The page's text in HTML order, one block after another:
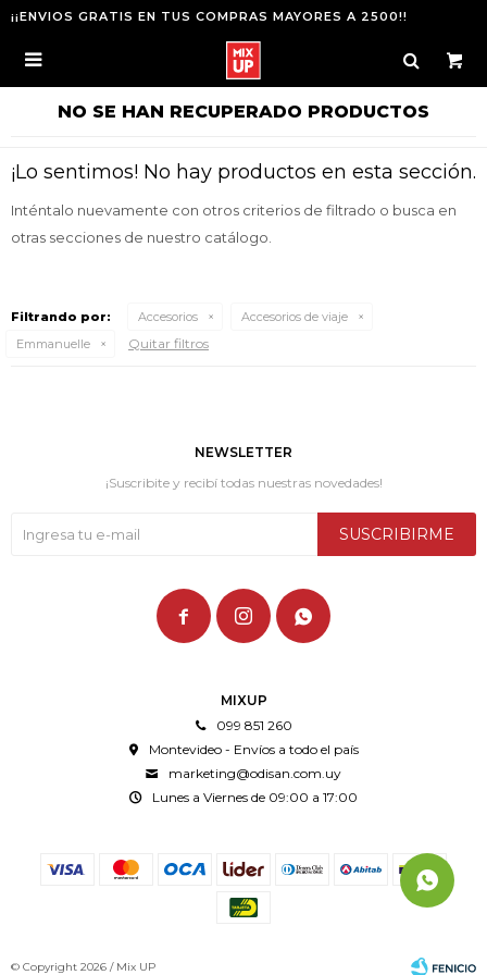
¡¡ENVIOS GRATIS EN TUS COMPRAS MAYORES A 2500!!

NO SE HAN RECUPERADO PRODUCTOS
¡Lo sentimos! No hay productos en esta sección.
Inténtalo nuevamente con otros criterios de filtrado o busca en
otras secciones de nuestro catálogo.
Filtrando por: Accesorios
Accesorios de viaje
Emmanuelle
Quitar filtros
MIXUP
099 851 260
Montevideo - Envíos a todo el país
marketing@odisan.com.uy
Lunes a Viernes de 09:00 a 17:00
NEWSLETTER
¡Suscribite y recibí todas nuestras novedades!
SUSCRIBIRME
  
© Copyright 2026 / Mix UP